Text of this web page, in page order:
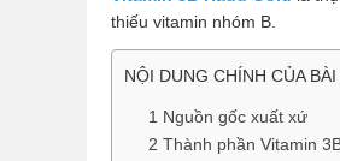
thiếu vitamin nhóm B.
NỘI DUNG CHÍNH CỦA
1 Nguồn gốc xuất xứ
2 Thành phần Vitamin